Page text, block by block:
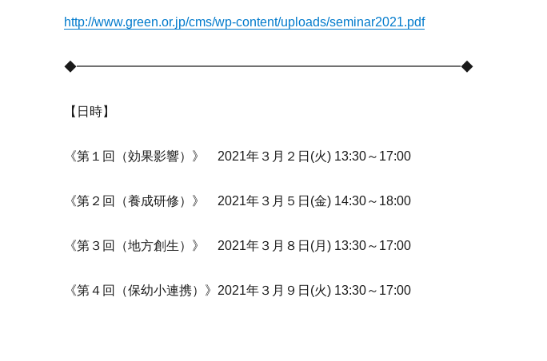
http://www.green.or.jp/cms/wp-content/uploads/seminar2021.pdf
◆━━━━━━━━━━━━━━━━━━━━━━━━━━━━━━◆
【日時】
《第１回（効果影響）》 2021年３月２日(火) 13:30～17:00
《第２回（養成研修）》 2021年３月５日(金) 14:30～18:00
《第３回（地方創生）》 2021年３月８日(月) 13:30～17:00
《第４回（保幼小連携）》2021年３月９日(火) 13:30～17:00